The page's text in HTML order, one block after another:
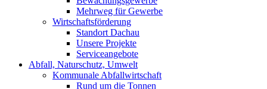
Mehrweg für Gewerbe
Wirtschaftsförderung
Standort Dachau
Unsere Projekte
Serviceangebote
Abfall, Naturschutz, Umwelt
Kommunale Abfallwirtschaft
Rund um die Tonnen